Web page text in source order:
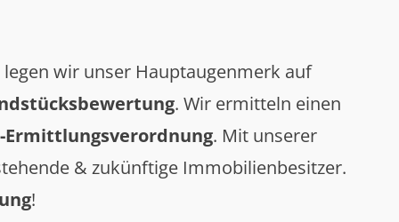
wir unser Hauptaugenmerk auf
. Wir ermitteln einen
. Mit unserer
& zukünftige Immobilienbesitzer.
!